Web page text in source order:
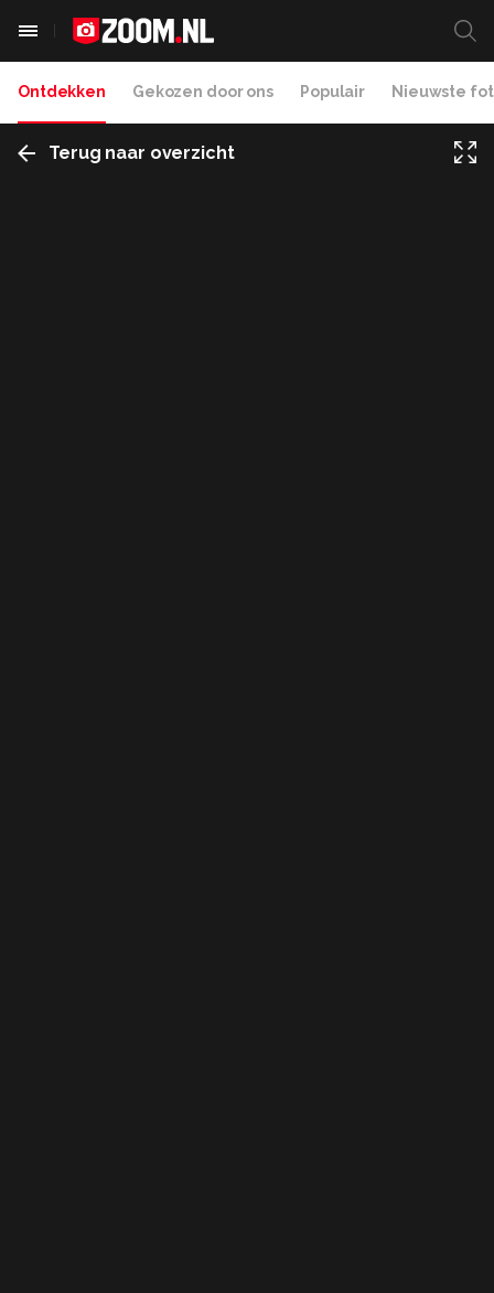
Ontdekken Gekozen door ons Populair Nieuwste
Terug naar overzicht